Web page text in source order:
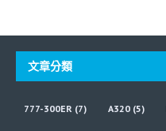
文章分類
777-300ER (7) A320 (5)